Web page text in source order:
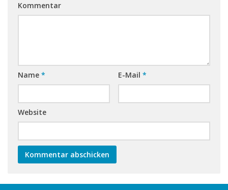
Kommentar
Name * E-Mail *
Website